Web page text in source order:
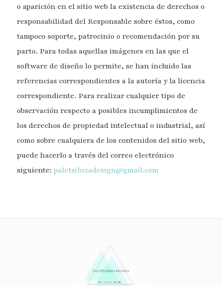
o aparición en el sitio web la existencia de derechos o
responsabilidad del Responsable sobre éstos, como
tampoco soporte, patrocinio o recomendación por su
parto. Para todas aquellas imágenes en las que el
software de diseño lo permite, se han incluido las
referencias correspondientes a la autoría y la licencia
correspondiente. Para realizar cualquier tipo de
observación respecto a posibles incumplimientos de
los derechos de propiedad intelectual o industrial, así
como sobre cualquiera de los contenidos del sitio web,
puede hacerlo a través del correo electrónico
siguiente: paletsibizadesign@gmail.com